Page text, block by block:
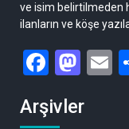
ve isim belirtilmeden
ilanların ve köşe
Arşivler